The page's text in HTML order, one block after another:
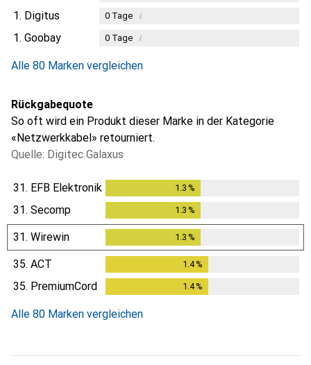
1. Digitus 0Tage i
1. Goobay 0Tage i
Alle 80 Marken vergleichen
Rückgabequote
So oft wird ein Produkt dieser Marke in der Kategorie
«Netzwerkkabel» retourniert.
Quelle: Digitec Galaxus
31. EFB Elektronik 1.3 %
31. Secomp 1.3 %
31. Wirewin 1.3 %
35. ACT 1.4%
35. PremiumCord 1.4%
Alle 80 Marken vergleichen